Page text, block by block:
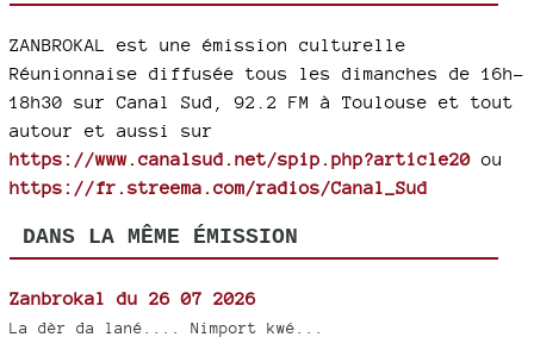
ZANBROKAL est une émission culturelle
Réunionnaise diffusée tous les dimanches de 16h-
18h30 sur Canal Sud, 92.2 FM à Toulouse et tout
autour et aussi sur
https://www.canalsud.net/spip.php?article20 ou
https://fr.streema.com/radios/Canal_Sud
DANS LA MÊME ÉMISSION
Zanbrokal du 26 07 2026
La dèr da lané.... Nimport kwé...